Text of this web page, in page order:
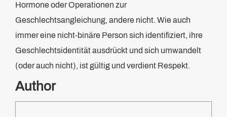
Hormone oder Operationen zur
Geschlechtsangleichung, andere nicht. Wie auch
immer eine nicht-binäre Person sich identifiziert, ihre
Geschlechtsidentität ausdrückt und sich umwandelt
(oder auch nicht), ist gültig und verdient Respekt.
Author